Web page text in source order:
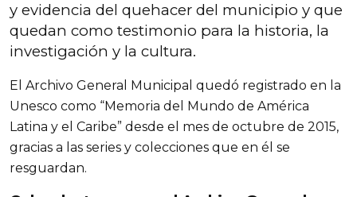
y evidencia del quehacer del municipio y que
quedan como testimonio para la historia, la
investigación y la cultura.
El Archivo General Municipal quedó registrado en la
Unesco como “Memoria del Mundo de América
Latina y el Caribe” desde el mes de octubre de 2015,
gracias a las series y colecciones que en él se
resguardan.